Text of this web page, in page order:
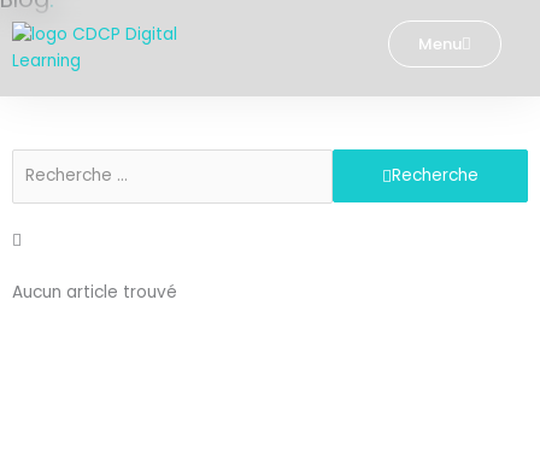
Aller
au
contenu
Menu
Recherche
Aucun article trouvé